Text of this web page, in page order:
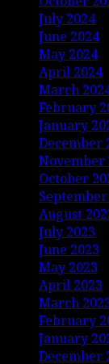
July 2024
June 2024
May 2024
April 2024
March
February
January
December
November
October
September
August
July 2023
June 2023
May 2023
April 2023
March
February
January
December